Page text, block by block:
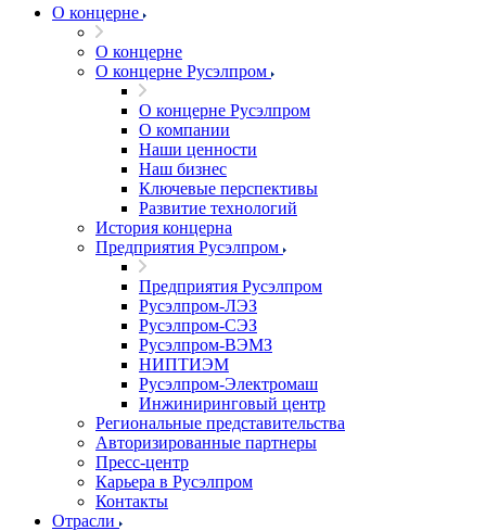
О концерне
О концерне
О концерне Русэлпром
О концерне Русэлпром
О компании
Наши ценности
Наш бизнес
Ключевые перспективы
Развитие технологий
История концерна
Предприятия Русэлпром
Предприятия Русэлпром
Русэлпром-ЛЭЗ
Русэлпром-СЭЗ
Русэлпром-ВЭМЗ
НИПТИЭМ
Русэлпром-Электромаш
Инжиниринговый центр
Региональные представительства
Авторизированные партнеры
Пресс-центр
Карьера в Русэлпром
Контакты
Отрасли